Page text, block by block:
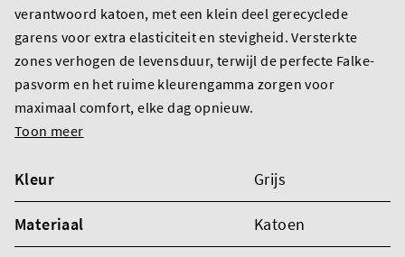
verantwoord katoen, met een klein deel gerecyclede
garens voor extra elasticiteit en stevigheid. Versterkte
zones verhogen de levensduur, terwijl de perfecte Falke-
pasvorm en het ruime kleurengamma zorgen voor
maximaal comfort, elke dag opnieuw.
Toon meer
Kleur Grijs
Materiaal Katoen